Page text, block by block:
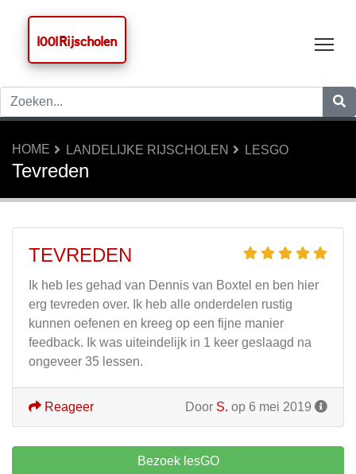
1001 Rijscholen
HOME LANDELIJKE RIJSCHOLEN LESGO
Tevreden
TEVREDEN
Ik heb les gehad van Dennis van Boxtel en ben hier
erg tevreden over. Ik heb alle onderdelen rustig
kunnen oefenen en kreeg op een fijne manier
feedback. Ik was uiteindelijk in 1 keer geslaagd na
ongeveer 35 lessen.
Door S. op 6 mei 2019
Reageer
Bezoek lesGO